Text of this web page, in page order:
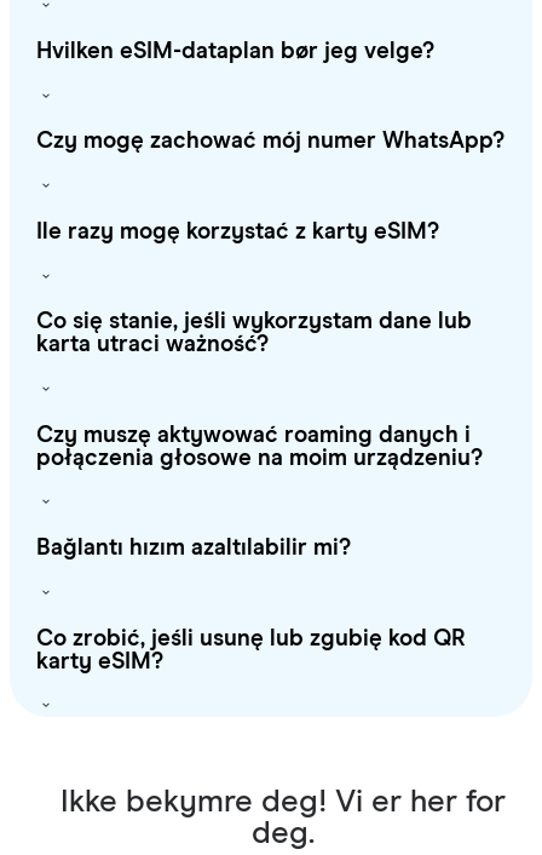
Hvilken eSIM-dataplan bør jeg velge?
Czy mogę zachować mój numer WhatsApp?
Ile razy mogę korzystać z karty eSIM?
Co się stanie, jeśli wykorzystam dane lub
karta utraci ważność?
Czy muszę aktywować roaming danych i
połączenia głosowe na moim urządzeniu?
Bağlantı hızım azaltılabilir mi?
Co zrobić, jeśli usunę lub zgubię kod QR
karty eSIM?
Ikke bekymre deg! Vi er her for
deg.